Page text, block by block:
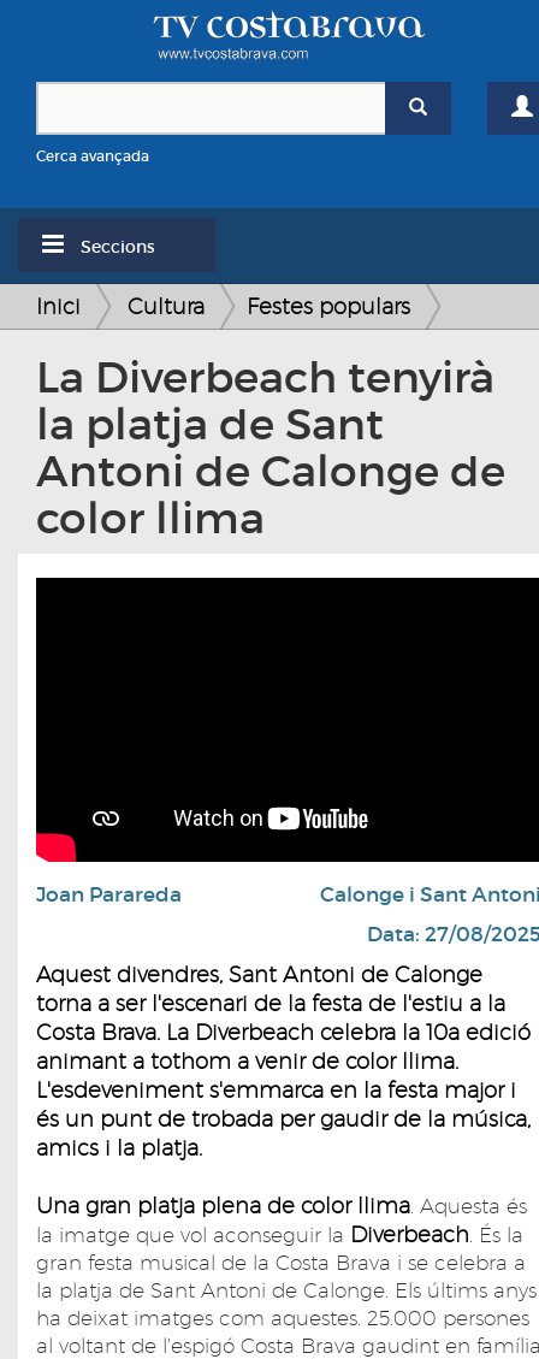
Cerca avançada
Seccions
Inici Cultura Festes populars
La Diverbeach tenyirà
la platja de Sant
Antoni de Calonge de
color llima
Joan Parareda
Calonge i Sant
Data: 27/08/
Aquest divendres, Sant Antoni de Calonge
torna a ser l'escenari de la festa de l'estiu a la
Costa Brava. La Diverbeach celebra la 10a edició
animant a tothom a venir de color llima.
L'esdeveniment s'emmarca en la festa major i
és un punt de trobada per gaudir de la música,
amics i la platja.
Una gran platja plena de color llima . Aquesta és
la imatge que vol aconseguir la Diverbeach . És la
gran festa musical de la Costa Brava i se celebra a
la platja de Sant Antoni de Calonge. Els últims anys
ha deixat imatges com aquestes. 25.000 persones
al voltant de l'espigó Costa Brava gaudint en